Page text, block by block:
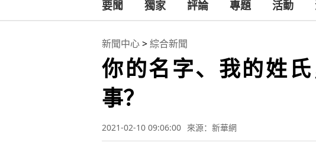
要聞 獨家 評論 專題 活動
新聞中心>綜合新聞
你的名字、我的姓
事？
2021-02-10 09:06:00 來源：新華網